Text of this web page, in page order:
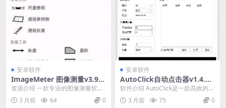
安卓软件
ImageMeter 图像测量v3.9.1
3-1专业版
资源介绍 一款专业的图像测量软
件，你可以使用长度测量*、角度、
面积和文本注释来注...
3 月前 64 0
安卓软件
AutoClick自动点击器v1.4.3
绿色清爽版
软件介绍 AutoClick是一款高效的自
动点击工具，用于执行重复的鼠标
点击操作...
3 月前 75 0